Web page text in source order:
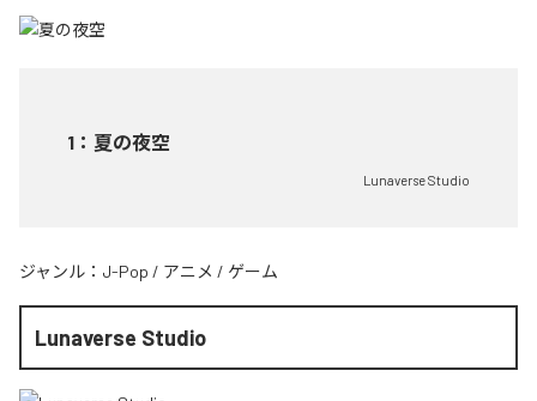
1 ： 夏の夜空
Lunaverse Studio
ジャンル： J-Pop / アニメ / ゲーム
Lunaverse Studio